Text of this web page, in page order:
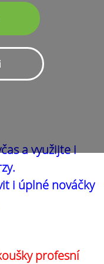
a využijte i
i úplné nováčky
profesní